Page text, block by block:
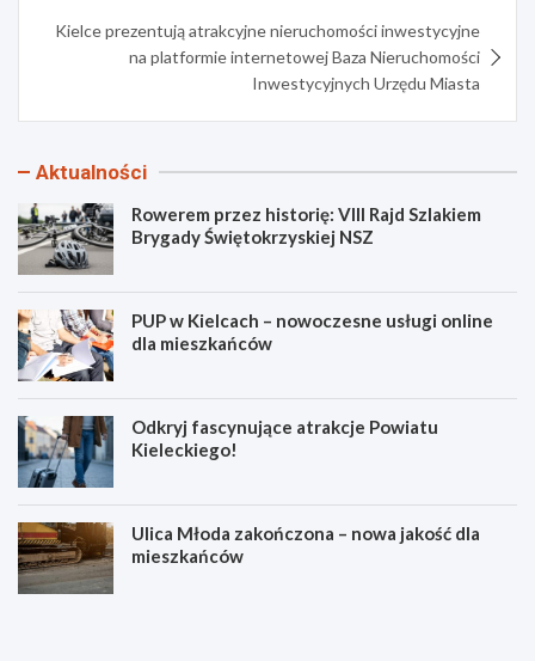
Kielce prezentują atrakcyjne nieruchomości inwestycyjne
na platformie internetowej Baza Nieruchomości
Inwestycyjnych Urzędu Miasta
Aktualności
Rowerem przez historię: VIII Rajd Szlakiem
Brygady Świętokrzyskiej NSZ
PUP w Kielcach – nowoczesne usługi online
dla mieszkańców
Odkryj fascynujące atrakcje Powiatu
Kieleckiego!
Ulica Młoda zakończona – nowa jakość dla
mieszkańców
R
P